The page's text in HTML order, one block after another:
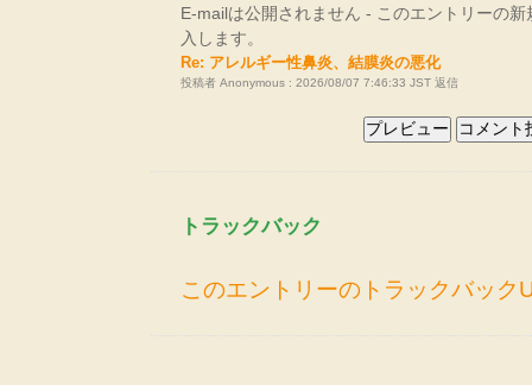
E-mailは公開されません - このエントリーの
入します。
Re: アレルギー性鼻炎、結膜炎の悪化
投稿者 Anonymous : 2026/08/07 7:46:33 JST 返信
トラックバック
このエントリーのトラックバック